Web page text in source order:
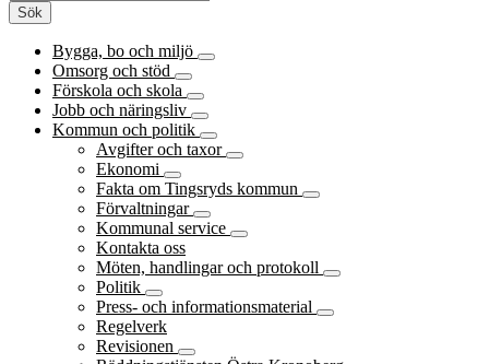
Sök
Bygga, bo och miljö
Omsorg och stöd
Förskola och skola
Jobb och näringsliv
Kommun och politik
Avgifter och taxor
Ekonomi
Fakta om Tingsryds kommun
Förvaltningar
Kommunal service
Kontakta oss
Möten, handlingar och protokoll
Politik
Press- och informationsmaterial
Regelverk
Revisionen